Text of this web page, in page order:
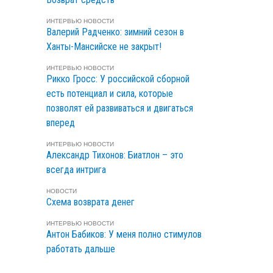
ИНТЕРВЬЮ НОВОСТИ
Валерий Радченко: зимний сезон в
Ханты-Мансийске не закрыт!
ИНТЕРВЬЮ НОВОСТИ
Рикко Гросс: У российской сборной
есть потенциал и сила, которые
позволят ей развиваться и двигаться
вперед
ИНТЕРВЬЮ НОВОСТИ
Александр Тихонов: Биатлон – это
всегда интрига
НОВОСТИ
Схема возврата денег
ИНТЕРВЬЮ НОВОСТИ
Антон Бабиков: У меня полно стимулов
работать дальше